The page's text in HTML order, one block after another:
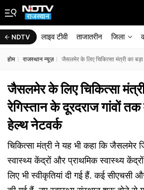
NDTV लाइव टीवी ताजातरीन जिला
होम राजस्थान न्यूज़ जैसलमेर के लिए चिकित्सा मंत्री का
जैसलमेर के लिए चिकित्सा
रेगिस्तान के दूरदराज गांवों
हेल्थ नेटवर्क
चिकित्सा मंत्री ने यह भी कहा कि जैसलमेर
स्वास्थ्य केंद्रों और प्राथमिक स्वास्थ्य
लिए भी स्वीकृतियां दी गई हैं. कई सीएचसी